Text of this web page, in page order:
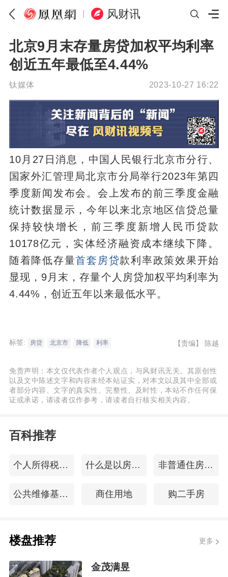
风财讯
北京9月末存量房贷加权平均利率
创近五年最低至4.44%
钛媒体 2023-10-27 16:22
10月27日消息，中国人民银行北京市分行、
国家外汇管理局北京市分局举行2023年第四
季度新闻发布会。会上发布的前三季度金融
统计数据显示，今年以来北京地区信贷总量
保持较快增长，前三季度新增人民币贷款
10178亿元，实体经济融资成本继续下降。
随着降低存量首套房贷款利率政策效果开始
显现，9月末，存量个人房贷加权平均利率为
4.44%，创近五年以来最低水平。
标签: 房贷 北京市 降低 利率 【责编】 陈越
免责声明：本文仅代表作者个人观点，与风财讯无关。其原创性
以及文中陈述文字和内容未经本站证实，对本文以及其中全部或
者部分内容、文字的真实性、完整性、及时性，本站不作任何保
证或承诺，请读者仅作参考，请读者自行核实相关内容。
百科推荐
个人所得税税率 什么是以房养老 非普通住房标准
公共维修基金怎么算 商住用地 购二手房
楼盘推荐 更多
金茂满昱